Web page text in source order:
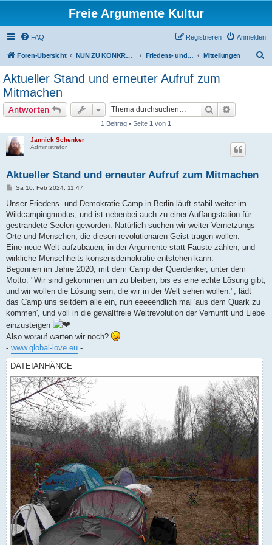
Freie Argumente Kultur
FAQ Anmelden
Registrieren
Foren-Übersicht NUN ZU KONKRETEN AKTIONEN U PROJEKTEN, ALS WICHTIGSTES AUSSER-PARLAMENTARISCHE KOMMUNEN WIE DAS DeFüCa Friedens- und Demokratie-Camp Mitteilungen
Aktueller Stand und erneuter Aufruf zum
Mitmachen
Antworten Suche
1 Beitrag • Seite 1 von 1
Jannick Schenker
Administrator
Aktueller Stand und erneuter Aufruf zum Mitmachen
B
i
r
a
Sa 10. Feb 2024, 11:47
Unser Friedens- und Demokratie-Camp in Berlin läuft stabil weiter im
Wildcampingmodus, und ist nebenbei auch zu einer Auffangstation für
gestrandete Seelen geworden. Natürlich suchen wir weiter Vernetzungs-
Orte und Menschen, die diesen revolutionären Geist tragen wollen:
Eine neue Welt aufzubauen, in der Argumente statt Fäuste zählen, und
wirkliche Menschheits-konsensdemokratie entstehen kann.
Begonnen im Jahre 2020, mit dem Camp der Querdenker, unter dem
Motto: "Wir sind gekommen um zu bleiben, bis es eine echte Lösung gibt,
und wir wollen die Lösung sein, die wir in der Welt sehen wollen.", lädt
das Camp uns seitdem alle ein, nun eeeeendlich mal 'aus dem Quark zu
kommen', und voll in die gewaltfreie Weltrevolution der Vernunft und Liebe
einzusteigen
Also worauf warten wir noch?
- www.global-love.eu -
DATEIANHÄNGE